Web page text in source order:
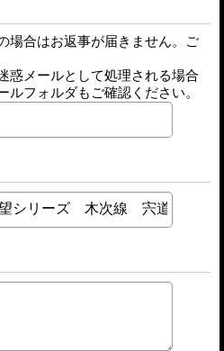
場合はお返事が届きません。ご
惑メールとして処理される場合
ルフォルダもご確認ください。